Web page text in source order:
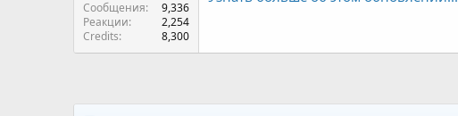
Сообщения
9,336
Реакции
2,254
Credits
8,300